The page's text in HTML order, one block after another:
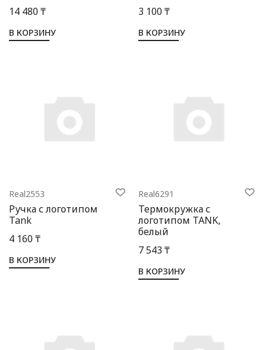
14 480 ₸
В КОРЗИНУ
3 100 ₸
В КОРЗИНУ
Real2553
Ручка с логотипом
Tank
4 160 ₸
В КОРЗИНУ
Real6291
Термокружка с
логотипом TANK,
белый
7 543 ₸
В КОРЗИНУ